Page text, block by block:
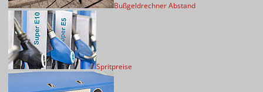
Bußgeldrechner Abstand
Spritpreise